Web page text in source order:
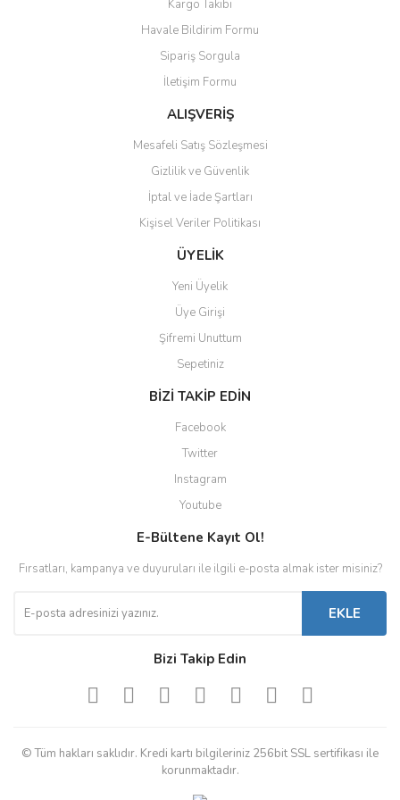
Ürün bilgilerinde hatalar bulunuyor.
Ürün fiyatı diğer sitelerden daha pahalı.
Bu ürüne benzer farklı alternatifler olmalı.
Gönder
Kargo Takibi
Havale Bildirim Formu
Sipariş Sorgula
İletişim Formu
ALIŞVERİŞ
Mesafeli Satış Sözleşmesi
Gizlilik ve Güvenlik
İptal ve İade Şartları
Kişisel Veriler Politikası
ÜYELİK
Yeni Üyelik
Üye Girişi
Şifremi Unuttum
Sepetiniz
BİZİ TAKİP EDİN
Facebook
Twitter
Instagram
Youtube
E-Bültene Kayıt Ol!
Fırsatları, kampanya ve duyuruları ile ilgili e-posta almak ister misiniz?
EKLE
Bizi Takip Edin
© Tüm hakları saklıdır. Kredi kartı bilgileriniz 256bit SSL sertifikası ile
korunmaktadır.